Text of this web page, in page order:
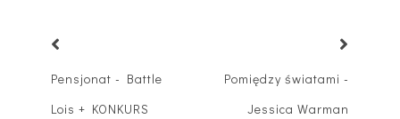
Pensjonat - Battle
Lois + KONKURS
Pomiędzy światami -
Jessica Warman